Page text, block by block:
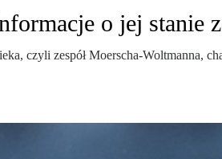
o jej stanie
czyli zespół Moerscha-Woltmanna,